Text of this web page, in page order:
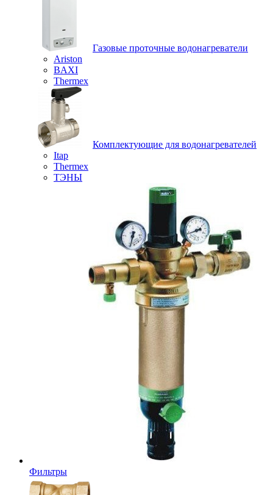
Газовые проточные водонагреватели
Ariston
BAXI
Thermex
Комплектующие для водонагревателей
Itap
Thermex
ТЭНЫ
Фильтры